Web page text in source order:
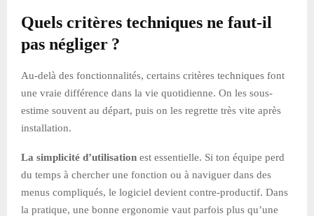
Quels critères techniques ne faut-il
pas négliger ?
Au-delà des fonctionnalités, certains critères techniques font
une vraie différence dans la vie quotidienne. On les sous-
estime souvent au départ, puis on les regrette très vite après
installation.
La simplicité d’utilisation est essentielle. Si ton équipe perd
du temps à chercher une fonction ou à naviguer dans des
menus compliqués, le logiciel devient contre-productif. Dans
la pratique, une bonne ergonomie vaut parfois plus qu’une